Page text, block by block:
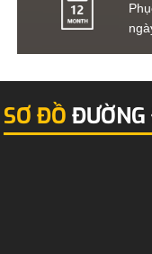
SƠ ĐỒ ĐƯỜNG